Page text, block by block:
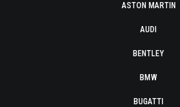
ASTON MARTIN
AUDI
BENTLEY
BMW
BUGATTI